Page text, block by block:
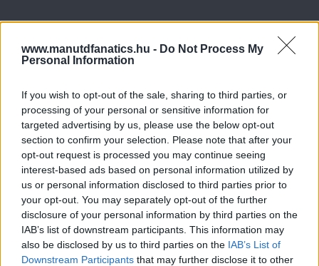
www.manutdfanatics.hu - Do Not Process My
Personal Information
If you wish to opt-out of the sale, sharing to third parties, or
processing of your personal or sensitive information for
targeted advertising by us, please use the below opt-out
section to confirm your selection. Please note that after your
opt-out request is processed you may continue seeing
interest-based ads based on personal information utilized by
us or personal information disclosed to third parties prior to
your opt-out. You may separately opt-out of the further
disclosure of your personal information by third parties on the
IAB’s list of downstream participants. This information may
also be disclosed by us to third parties on the IAB’s List of
Downstream Participants that may further disclose it to other
Meccs Center